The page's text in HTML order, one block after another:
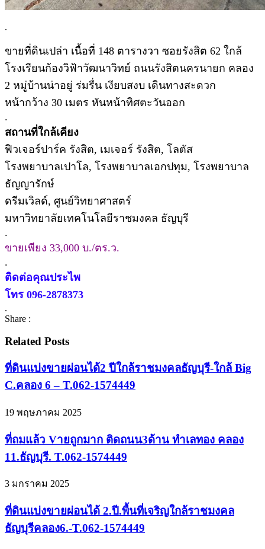
.
ขายที่ดินเปล่า เนื้อที่ 148 ตารางวา ซอยรังสิต 62 ใกล้
โรงเรียนก้องวิฟ้าวัฒนาวิทย์ ถนนรังสิตนครนายก คลอง
2 หมู่บ้านน่าอยู่ ร่มรื่น เงียบสงบ เดินทางสะดวก
หน้ากว้าง 30 เมตร หันหน้าทิศตะวันออก
.
สถานที่ใกล้เคียง
ฟิวเจอร์ปาร์ค รังสิต, เมเจอร์ รังสิต, โลตัส
โรงพยาบาลเปาโล, โรงพยาบาลเอกปทุม, โรงพยาบาล
ธัญญารักษ์
ดรีมเวิลด์, ศูนย์วิทยาศาสตร์
มหาวิทยาลัยเทคโนโลยีราชมงคล ธัญบุรี
.
ขายเพียง 33,000 บ./ตร.ว.
.
ติดต่อคุณประไพ
โทร 096-2878373
.
Share :
Related Posts
ที่ดินแบ่งขายผ่อนได้2 ปีใกล้ราชมงคลธัญบุรี-ใกล้ Big
C.คลอง 6 – T.062-1574449
19 พฤษภาคม 2025
ที่ถมแล้ว Vายถูกมาก ติดถนน3ด้าน ทำเลทอง คลอง
11.ธัญบุรี. T.062-1574449
3 มกราคม 2025
ที่ดินแบ่งขายผ่อนได้ 2.ปี.พื้นที่เจริญใกล้ราชมงคล
ธัญบุรีคลอง6.-T.062-1574449